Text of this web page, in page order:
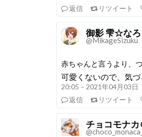
返信
リツイート
御影 雫☆な
@MikageSizuku
赤ちゃんと言うより、
可愛くないので、気
20:05 – 2021年04月03日
返信
リツイート
チョコモナ
@choco_monaca_